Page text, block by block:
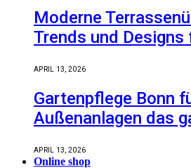
Moderne
Trends und Designs
APRIL 13, 2026
Gartenpflege Bonn
Außenanlagen das
APRIL 13, 2026
Online shop